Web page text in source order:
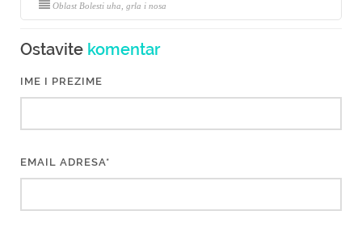
Oblast Bolesti uha, grla i nosa
Ostavite komentar
IME I PREZIME
EMAIL ADRESA*